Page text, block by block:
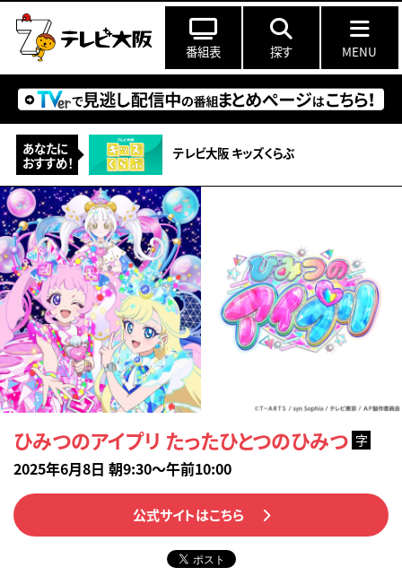
番組表 探す MENU
あなたに
おすすめ！
テレビ大阪 キッズくらぶ
ひみつのアイプリ たったひとつのひみつ 字
2025年6月8日 朝9:30～午前10:00
公式サイトはこちら